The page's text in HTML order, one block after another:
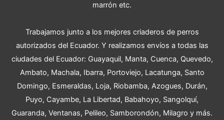
marrón etc.
Trabajamos junto a los mejores criaderos de perros
autorizados del Ecuador. Y realizamos envíos a todas las
ciudades del Ecuador: Guayaquil, Manta, Cuenca, Quevedo,
Ambato, Machala, Ibarra, Portoviejo, Lacatunga, Santo
Domingo, Esmeraldas, Loja, Riobamba, Azogues, Durán,
Puyo, Cayambe, La Libertad, Babahoyo, Sangolquí,
Guaranda, Ventanas, Pelileo, Samborondón, Milagro y más.